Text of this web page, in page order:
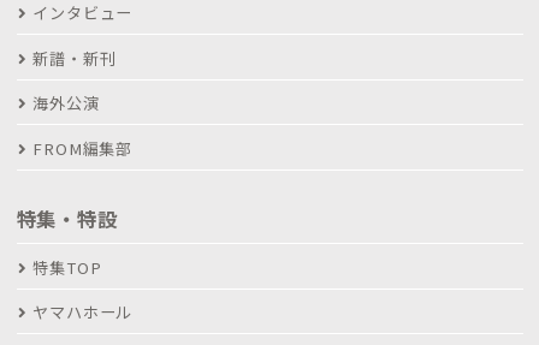
インタビュー
新譜・新刊
海外公演
FROM編集部
特集・特設
特集TOP
ヤマハホール